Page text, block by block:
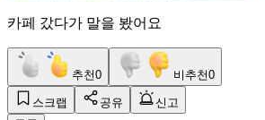
카페 갔다가 말을 봤어요
추천0 비추천0
스크랩 공유
신고